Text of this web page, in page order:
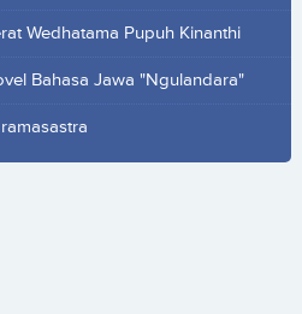
Wedhatama Pupuh Kinanthi
Bahasa Jawa "Ngulandara"